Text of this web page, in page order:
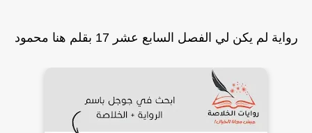
رواية لم يكن لي الفصل السابع عشر 17 بقلم هنا محمود